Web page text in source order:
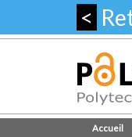
<
Accueil